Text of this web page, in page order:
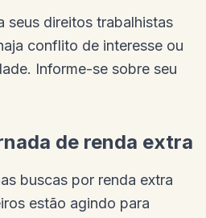
seus direitos trabalhistas
conflito de interesse ou
Informe-se sobre seu
de renda extra
buscas por renda extra
estão agindo para